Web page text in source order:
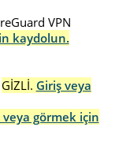
VPN
kaydolun.
GİZLİ. Giriş veya
veya görmek için